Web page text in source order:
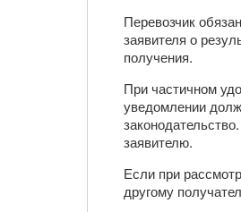
Перевозчик
заявителя о
получения.
При частичном
уведомлении
заявителю.
Если при
другому